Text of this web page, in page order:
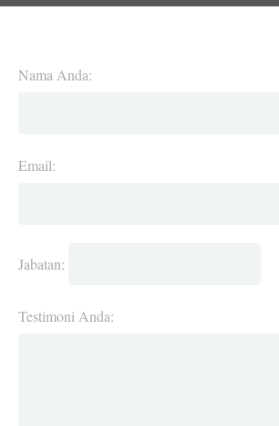
Nama Anda:
Email:
Jabatan:
Testimoni Anda: